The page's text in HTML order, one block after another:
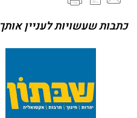
כתבות שעשויות לעניין אותך